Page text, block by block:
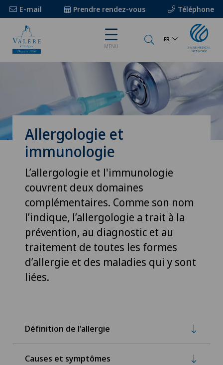
E-mail Prendre rendez-vous Téléphone
MENU
FR
Allergologie et
immunologie
L’allergologie et l'immunologie
couvrent deux domaines
complémentaires. Comme son nom
l’indique, l’allergologie a trait à la
prévention, au diagnostic et au
traitement de toutes les formes
d’allergie et des maladies qui y sont
liées.
Définition de l'allergie
Causes et symptômes